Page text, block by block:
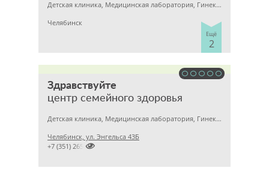
Детская клиника, Медицинская лаборатория, Гинекология
Ещё
2
Челябинск
Здравствуйте
центр семейного здоровья
Детская клиника, Медицинская лаборатория, Гинекология
Челябинск, ул. Энгельса 43Б

+7 (351) 2656869